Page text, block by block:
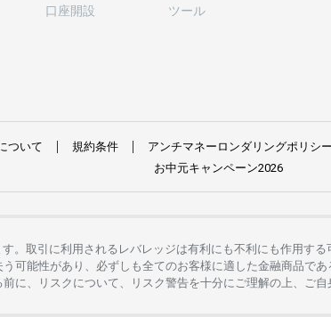
口座開設
ツール
ついて 規約条件 アンチマネーロンダリングポリシー
お中元キャンペーン2026
。 取引に利用さ れる レバレッジは有利にも不利にも作用する
う 可能性があり、 必ずしも全てのお客様に適した金融商品であ
前に、リスクについて、 リスク警告を十分に ご理解の 上、 ご自